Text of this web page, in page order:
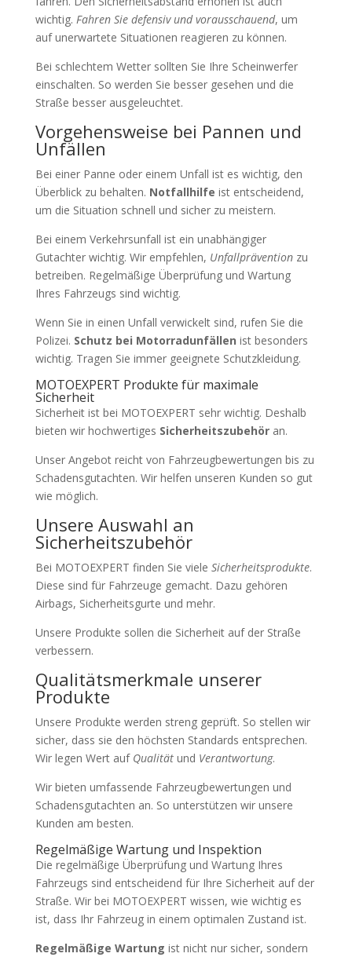
wichtig. Fahren Sie defensiv und vorausschauend, um
auf unerwartete Situationen reagieren zu können.
Bei schlechtem Wetter sollten Sie Ihre Scheinwerfer
einschalten. So werden Sie besser gesehen und die
Straße besser ausgeleuchtet.
Vorgehensweise bei Pannen und
Unfällen
Bei einer Panne oder einem Unfall ist es wichtig, den
Überblick zu behalten. Notfallhilfe ist entscheidend,
um die Situation schnell und sicher zu meistern.
Bei einem Verkehrsunfall ist ein unabhängiger
Gutachter wichtig. Wir empfehlen, Unfallpräventionzu
betreiben. Regelmäßige Überprüfung und Wartung
Ihres Fahrzeugs sind wichtig.
Wenn Sie in einen Unfall verwickelt sind, rufen Sie die
Polizei. Schutz bei Motorradunfällen ist besonders
wichtig. Tragen Sie immer geeignete Schutzkleidung.
MOTOEXPERT Produkte für maximale
Sicherheit
Sicherheit ist bei MOTOEXPERT sehr wichtig. Deshalb
bieten wir hochwertiges Sicherheitszubehöran.
Unser Angebot reicht von Fahrzeugbewertungen bis zu
Schadensgutachten. Wir helfen unseren Kunden so gut
wie möglich.
Unsere Auswahl an
Sicherheitszubehör
Bei MOTOEXPERT finden Sie viele Sicherheitsprodukte.
Diese sind für Fahrzeuge gemacht. Dazu gehören
Airbags, Sicherheitsgurte und mehr.
Unsere Produkte sollen die Sicherheit auf der Straße
verbessern.
Qualitätsmerkmale unserer
Produkte
Unsere Produkte werden streng geprüft. So stellen wir
sicher, dass sie den höchsten Standards entsprechen.
Wir legen Wert auf Qualitätund Verantwortung.
Wir bieten umfassende Fahrzeugbewertungen und
Schadensgutachten an. So unterstützen wir unsere
Kunden am besten.
Regelmäßige Wartung und Inspektion
Die regelmäßige Überprüfung und Wartung Ihres
Fahrzeugs sind entscheidend für Ihre Sicherheit auf der
Straße. Wir bei MOTOEXPERT wissen, wie wichtig es
ist, dass Ihr Fahrzeug in einem optimalen Zustand ist.
Regelmäßige Wartung ist nicht nur sicher, sondern